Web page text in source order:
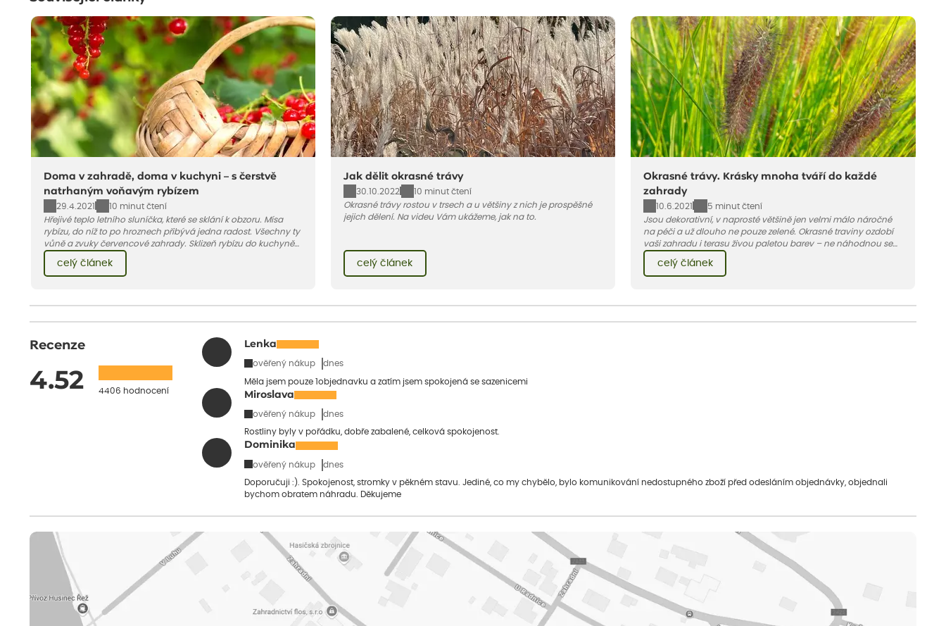
Doma v zahradě, doma v kuchyni – s čerstvě
natrhaným voňavým rybízem
29.4.2021
10 minut čtení
Hřejivé teplo letního sluníčka, které se sklání k obzoru. Mísa
rybízu, do níž to po hroznech přibývá jedna radost. Všechny ty
vůně a zvuky červencové zahrady. Sklizeň rybízu do kuchyně
vnese neuvěřitelný klid a radost. A taky trochu bezstarostnosti
dětství při mlsání babiččina drobenkového koláče s rybízem.
celý článek
Jak dělit okrasné trávy
30.10.2022
10 minut čtení
Okrasné trávy rostou v trsech a u většiny z nich je prospěšné
jejich dělení. Na videu Vám ukážeme, jak na to.
celý článek
Okrasné trávy. Krásky mnoha tváří do každé
zahrady
10.6.2021
5 minut čtení
Jsou dekorativní, v naprosté většině jen velmi málo náročné
na péči a už dlouho ne pouze zelené. Okrasné traviny ozdobí
vaši zahradu i terasu živou paletou barev – ne náhodnou se
jedna z nejoblíbenějších jmenuje ozdobnice.
celý článek
Recenze
4.52 4406 hodnocení
Lenka
ověřený nákup dnes
Měla jsem pouze 1objednavku a zatím jsem spokojená se sazenicemi
Miroslava
ověřený nákup dnes
Rostliny byly v pořádku, dobře zabalené, celková spokojenost.
Dominika
ověřený nákup dnes
Doporučuji :). Spokojenost, stromky v pěkném stavu. Jediné, co my chybělo, bylo komunikování nedostupného zboží před odesláním objednávky, objednali
bychom obratem náhradu. Děkujeme